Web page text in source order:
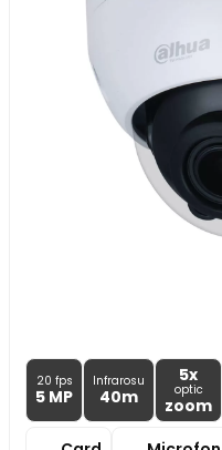
20 fps
5 MP
Infrarosu
40m
5x
optic
zoom